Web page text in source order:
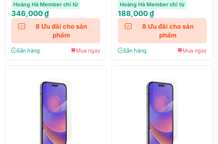
Hoàng Hà Member chỉ từ
346,000 ₫
8 Ưu đãi cho sản
phẩm
Sẵn hàng Mua ngay
Hoàng Hà Member chỉ từ
188,000 ₫
8 Ưu đãi cho sản
phẩm
Sẵn hàng Mua ngay